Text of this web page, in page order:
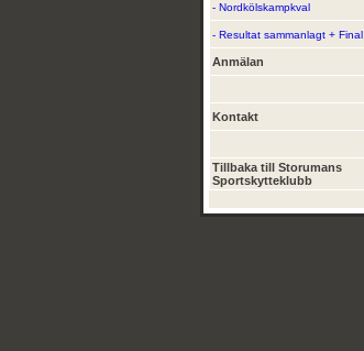
- Nordkölskampkval
- Resultat sammanlagt + Final
Anmälan
Kontakt
Tillbaka till Storumans
Sportskytteklubb